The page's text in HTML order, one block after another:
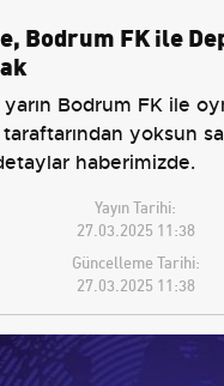
Bodrum FK ile
Bodrum FK ile
yoksun
haberimizde.
Yayın Tarihi:
27.03.2025 11:38
Güncelleme Tarihi:
27.03.2025 11:38